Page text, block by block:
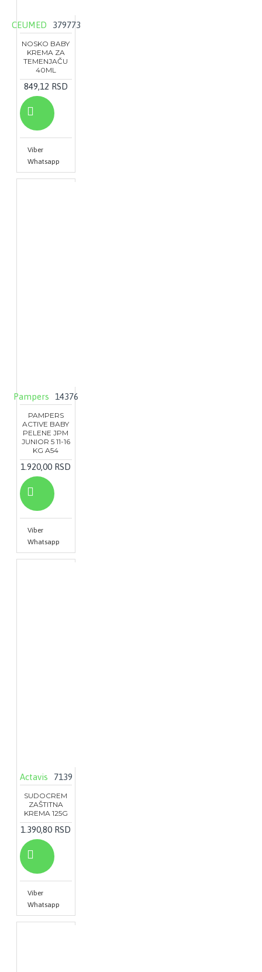
CEUMED 379773
NOSKO BABY
KREMA ZA
TEMENJAČU
40ML
849,12 RSD
Viber
Whatsapp
Pampers 14376
PAMPERS
ACTIVE BABY
PELENE JPM
JUNIOR 5 11-16
KG A54
1.920,00 RSD
Viber
Whatsapp
Actavis 7139
SUDOCREM
ZAŠTITNA
KREMA 125G
1.390,80 RSD
Viber
Whatsapp